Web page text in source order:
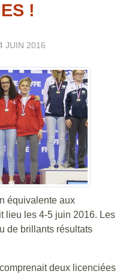
!
JUIN 2016
équivalente aux
lieu les 4-5 juin 2016. Les
de brillants résultats
deux licenciées